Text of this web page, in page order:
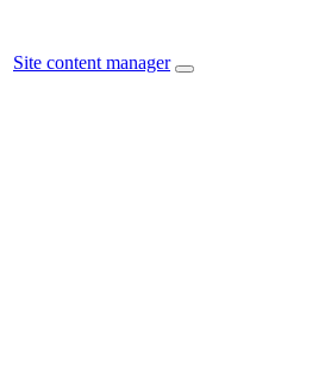
Site content manager